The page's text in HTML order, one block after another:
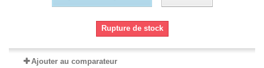
Rupture de stock
Ajouter au comparateur